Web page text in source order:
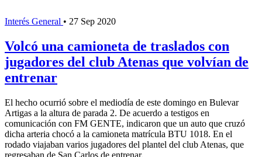
Interés General • 27 Sep 2020
Volcó una camioneta de traslados con
jugadores del club Atenas que volvían de
entrenar
El hecho ocurrió sobre el mediodía de este domingo en Bulevar
Artigas a la altura de parada 2. De acuerdo a testigos en
comunicación con FM GENTE, indicaron que un auto que cruzó
dicha arteria chocó a la camioneta matrícula BTU 1018. En el
rodado viajaban varios jugadores del plantel del club Atenas, que
regresaban de San Carlos de entrenar.